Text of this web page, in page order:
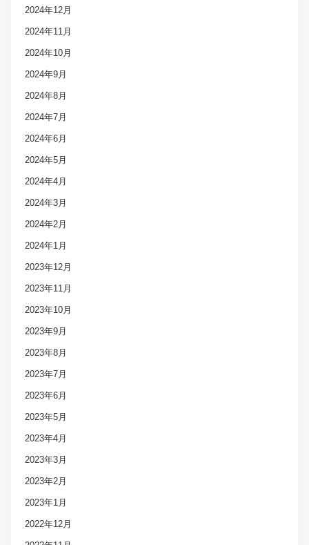
2024年12月
2024年11月
2024年10月
2024年9月
2024年8月
2024年7月
2024年6月
2024年5月
2024年4月
2024年3月
2024年2月
2024年1月
2023年12月
2023年11月
2023年10月
2023年9月
2023年8月
2023年7月
2023年6月
2023年5月
2023年4月
2023年3月
2023年2月
2023年1月
2022年12月